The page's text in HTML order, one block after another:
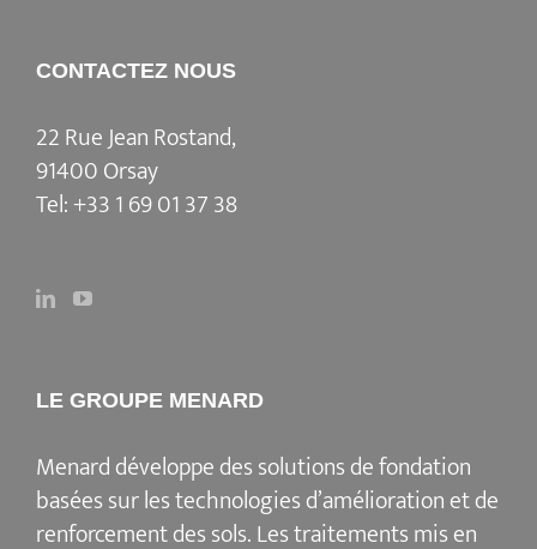
CONTACTEZ NOUS
22 Rue Jean Rostand,
91400 Orsay
Tel:+33 1 69 01 37 38
LE GROUPE MENARD
Menarddéveloppe des solutions de fondation
basées sur lestechnologies d’amélioration et de
renforcement des sols. Les traitements mis en